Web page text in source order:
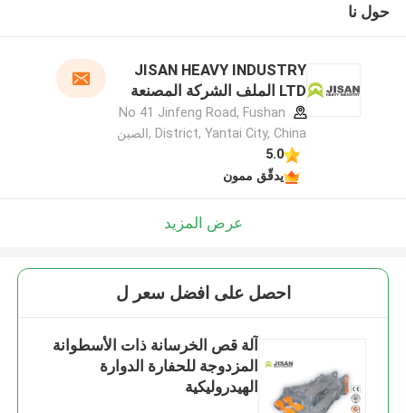
حول نا
JISAN HEAVY INDUSTRY
LTD الملف الشركة المصنعة
No 41 Jinfeng Road, Fushan
District, Yantai City, China ,الصين
5.0
يدقّق ممون
عرض المزيد
احصل على افضل سعر ل
آلة قص الخرسانة ذات الأسطوانة
المزدوجة للحفارة الدوارة
الهيدروليكية